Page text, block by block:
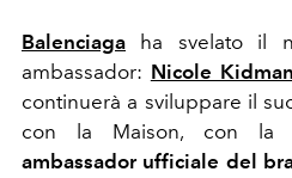
Balenciaga ha svelato il
ambassador: Nicole Kidman
continuerà a sviluppare il
con la Maison, con la
ambassador ufficiale del